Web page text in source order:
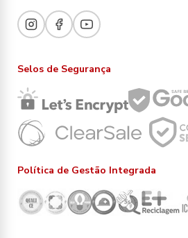
Selos de Segurança
Política de Gestão Integrada